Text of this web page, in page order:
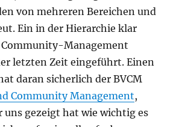
von mehreren Bereichen und
Ein in der Hierarchie klar
Management
letzten Zeit eingeführt. Einen
daran sicherlich der BVCM
Community Management,
uns gezeigt hat wie wichtig es